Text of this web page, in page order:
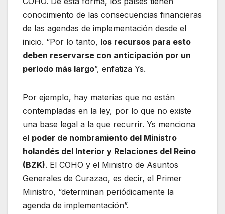
conocimiento de las consecuencias financieras
de las agendas de implementación desde el
inicio. “Por lo tanto, los recursos para esto
deben reservarse con anticipación por un
período más largo”, enfatiza Ys.
Por ejemplo, hay materias que no están
contempladas en la ley, por lo que no existe
una base legal a la que recurrir. Ys menciona
el poder de nombramiento del Ministro
holandés del Interior y Relaciones del Reino
(BZK). El COHO y el Ministro de Asuntos
Generales de Curazao, es decir, el Primer
Ministro, “determinan periódicamente la
agenda de implementación”.